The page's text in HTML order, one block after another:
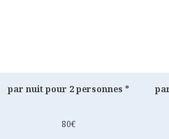
par nuit pour 2 personnes *
80€